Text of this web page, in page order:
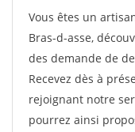
Vous êtes un
Bras-d-asse,
des demande de
Recevez dès à
rejoignant notre
pourrez ainsi